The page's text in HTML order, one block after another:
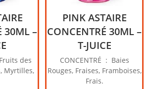
30ML –
des
Myrtilles,
PINK ASTAIRE
CONCENTRÉ 30ML –
T-JUICE
CONCENTRÉ : Baies
Rouges, Fraises, Framboises,
Frais.